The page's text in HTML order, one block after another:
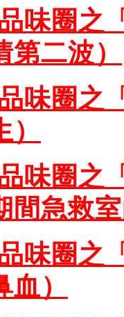
味圈之
二波）
味圈之
味圈之
間急救
味圈之
）